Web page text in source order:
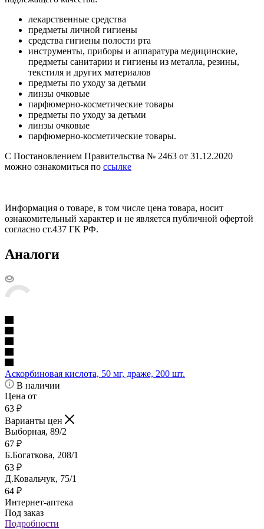
лекарственные средства
предметы личной гигиены
средства гигиены полости рта
инструменты, приборы и аппаратура медицинские,
предметы санитарии и гигиены из металла, резины,
текстиля и других материалов
предметы по уходу за детьми
линзы очковые
парфюмерно-косметические товары
предметы по уходу за детьми
линзы очковые
парфюмерно-косметические товары.
С Постановлением Правительства № 2463 от 31.12.2020
можно ознакомиться по ссылке
Информация о товаре, в том числе цена товара, носит
ознакомительный характер и не является публичной офертой
согласно ст.437 ГК РФ.
Аналоги
Аскорбиновая кислота, 50 мг, драже, 200 шт.
В наличии
Цена от
63 ₽
Варианты цен
Выборная, 89/2
67 ₽
Б.Богаткова, 208/1
63 ₽
Д.Ковальчук, 75/1
64 ₽
Интернет-аптека
Под заказ
Подробности